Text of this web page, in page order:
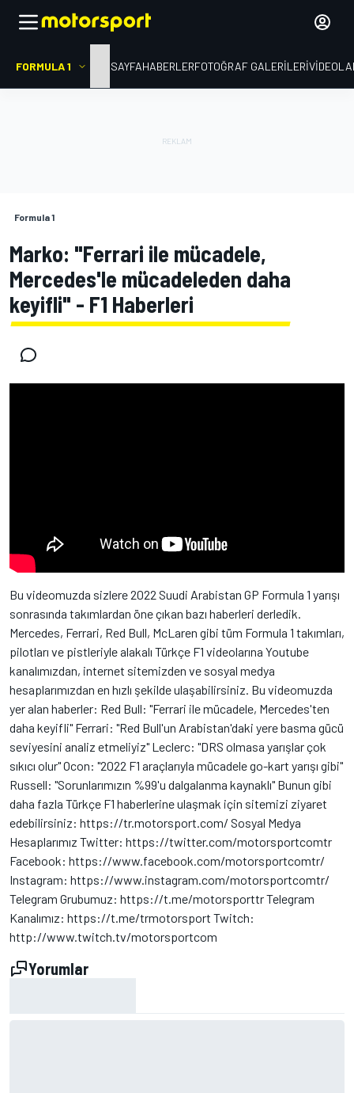
FORMULA 1 ANA SAYFAHABERLERFOTOĞRAF GALERILERI
Formula 1
Marko: "Ferrari ile mücadele,
Mercedes'le mücadeleden daha
keyifli" - F1 Haberleri
Bu videomuzda sizlere 2022 Suudi Arabistan GP Formula 1 yarışı
sonrasında takımlardan öne çıkan bazı haberleri derledik.
Mercedes, Ferrari, Red Bull, McLaren gibi tüm Formula 1 takımları,
pilotları ve pistleriyle alakalı Türkçe F1 videolarına Youtube
kanalımızdan, internet sitemizden ve sosyal medya
hesaplarımızdan en hızlı şekilde ulaşabilirsiniz. Bu videomuzda
yer alan haberler: Red Bull: "Ferrari ile mücadele, Mercedes'ten
daha keyifli" Ferrari: "Red Bull'un Arabistan'daki yere basma gücü
seviyesini analiz etmeliyiz" Leclerc: "DRS olmasa yarışlar çok
sıkıcı olur" Ocon: "2022 F1 araçlarıyla mücadele go-kart yarışı gibi"
Russell: "Sorunlarımızın %99'u dalgalanma kaynaklı" Bunun gibi
daha fazla Türkçe F1 haberlerine ulaşmak için sitemizi ziyaret
edebilirsiniz: https://tr.motorsport.com/ Sosyal Medya
Hesaplarımız Twitter: https://twitter.com/motorsportcomtr
Facebook: https://www.facebook.com/motorsportcomtr/
Instagram: https://www.instagram.com/motorsportcomtr/
Telegram Grubumuz: https://t.me/motorsporttr Telegram
Kanalımız: https://t.me/trmotorsport Twitch:
http://www.twitch.tv/motorsportcom
Yorumlar